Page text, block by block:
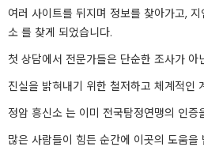
여러 사이트를 뒤지며 정보를 찾아가고,
소 를 찾게 되었습니다.
첫 상담에서 전문가들은 단순한 조사가 아
진실을 밝혀내기 위한 철저하고 체계적인
정암 흥신소 는 이미 전국탐정연맹의 인
많은 사람들이 힘든 순간에 이곳의 도움을